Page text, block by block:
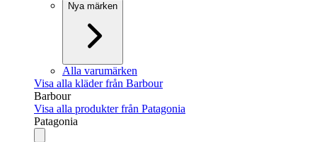
Nya märken
Alla varumärken
Visa alla kläder från Barbour
Barbour
Visa alla produkter från Patagonia
Patagonia